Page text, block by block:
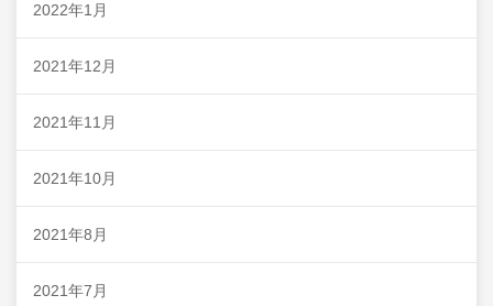
2022年1月
2021年12月
2021年11月
2021年10月
2021年8月
2021年7月